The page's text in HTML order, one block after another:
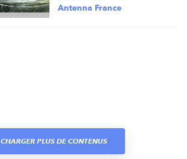
Antenna France
CHARGER PLUS DE CONTENUS